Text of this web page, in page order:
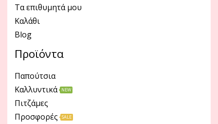
Τα επιθυμητά μου
Καλάθι
Blog
Προϊόντα
Παπούτσια
Καλλυντικά
NEW
Πιτζάμες
Προσφορές
SALE